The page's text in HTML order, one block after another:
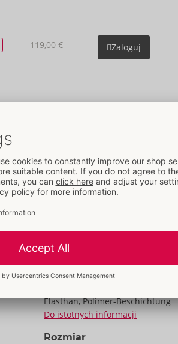
119,00 € Zaloguj
Szczegóły
Kolor: czerwony
Elasthan, Polimer-Beschichtung
Do istotnych informacji
Rozmiar